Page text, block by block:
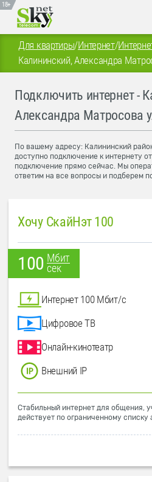
18+
Для квартиры/Интернет/
Калининский, Александра
Подключить интернет -
Александра Матросова
По вашему адресу: Калининский
доступно подключение к интернету
подключение прямо сейчас. Мы
ответим на все вопросы и подберем
Хочу СкайНэт 100
100 Мбит
сек
Интернет 100 Мбит/с
Цифровое ТВ
Онлайн-кинотеатр
Внешний IP
Стабильный интернет для общения,
действует по ограниченному списку